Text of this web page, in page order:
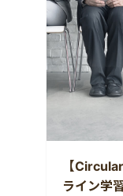
【
ライン学